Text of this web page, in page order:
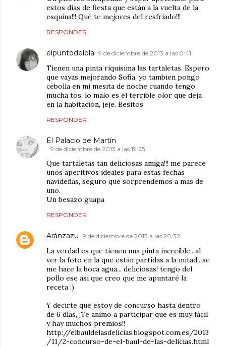
estos días de fiesta que están a la vuelta de la
esquina!!! Qué te mejores del resfriado!!!
RESPONDER
elpuntodelola 9 de diciembre de 2013 a las 0:41
Tienen una pinta riquisima las tartaletas. Espero
que vayas mejorando Sofia, yo tambien pongo
cebolla en mi mesita de noche cuando tengo
mucha tos, lo malo es el terrible olor que deja
en la habitación, jeje. Besitos
RESPONDER
El Palacio de Martín
9 de diciembre de 2013 a las 19:25
Que tartaletas tan deliciosas amiga!!! me parece
unos aperitivos ideales para estas fechas
navideñas, seguro que sorprendemos a mas de
uno.
Un besazo guapa
RESPONDER
Aránzazu 9 de diciembre de 2013 a las 20:32
La verdad es que tienen una pinta increíble.. al
ver la foto en la que están partidas a la mitad.. se
me hace la boca agua... deliciosas! tengo del
pollo ese asi que creo que me apuntaré la
receta :)
Y decirte que estoy de concurso hasta dentro
de 6 días, ¡Te animo a participar que es muy fácil
y hay muchos premios!!
http://elbauldelasdelicias.blogspot.com.es/2013
/11/2-concurso-de-el-baul-de-las-delicias.html